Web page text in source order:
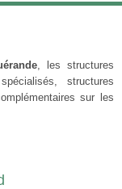
, les structures
structures
sur les